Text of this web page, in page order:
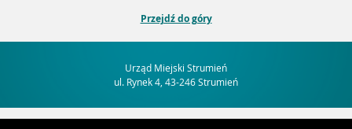
Przejdź do góry
Urząd Miejski Strumień
ul. Rynek 4, 43-246 Strumień